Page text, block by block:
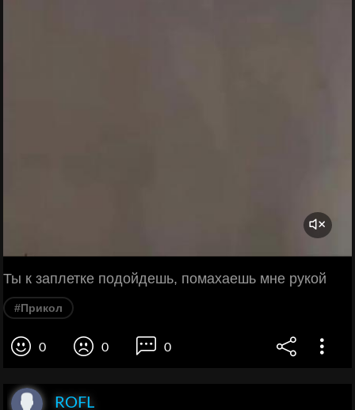
Ты к заплетке подойдешь, помахаешь мне рукой
#Прикол
0 0 0
ROFL